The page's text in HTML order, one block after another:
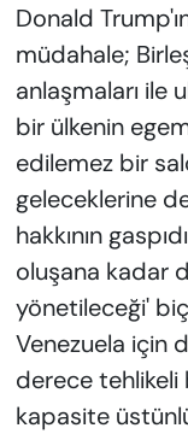
Donald
müdahale;
anlaşmaları ile
bir ülkenin
edilemez bir
geleceklerine
hakkının
oluşana kadar
yönetileceği'
Venezuela için
derece tehlikeli
kapasite